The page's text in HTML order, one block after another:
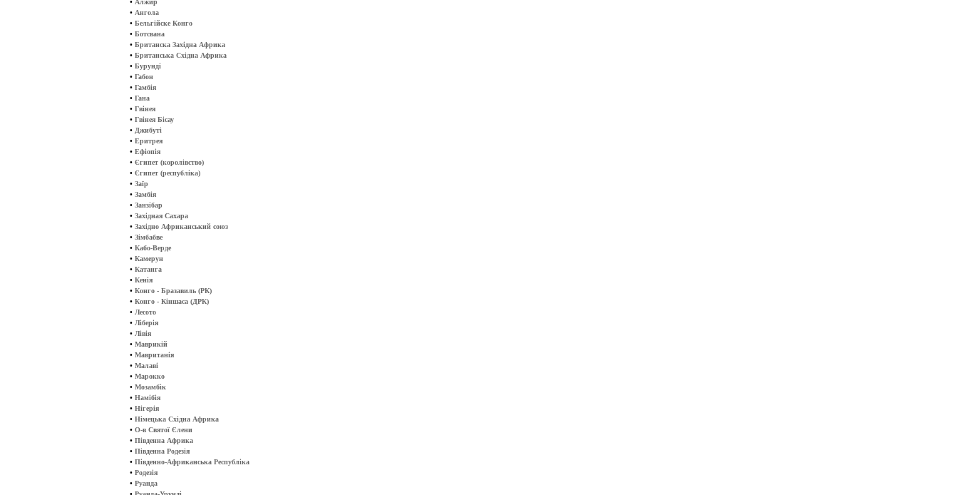
Алжир
• Ангола
• Бельгійске Конго
• Ботсвана
• Британска Західна Африка
• Британська Східна Африка
• Бурунді
• Габон
• Гамбія
• Гана
• Гвінея
• Гвінея Бісау
• Джибуті
• Еритрея
• Ефіопія
• Єгипет (королівство)
• Єгипет (республіка)
• Заїр
• Замбія
• Занзібар
• Західная Сахара
• Західно Африканський союз
• Зімбабве
• Кабо-Верде
• Камерун
• Катанга
• Кенія
• Конго - Бразавиль (РК)
• Конго - Кіншаса (ДРК)
• Лесото
• Ліберія
• Лівія
• Маврикій
• Мавританія
• Малаві
• Марокко
• Мозамбік
• Намібія
• Нігерія
• Німецька Східна Африка
• О-в Святої Єлени
• Південна Африка
• Південна Родезія
• Південно-Африканська Республіка
• Родезія
• Руанда